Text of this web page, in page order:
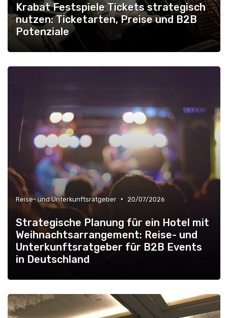
Krabat Festspiele Tickets strategisch
nutzen: Ticketarten, Preise und B2B
Potenziale
Reise- und Unterkunftsratgeber • 20/07/2026
Strategische Planung für ein Hotel mit
Weihnachtsarrangement: Reise- und
Unterkunftsratgeber für B2B Events
in Deutschland